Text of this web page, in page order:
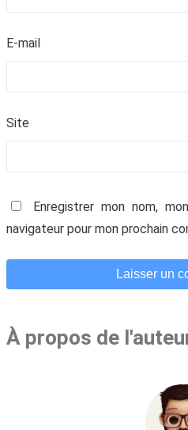
E-
Site
Enregistrer mon nom,
navigateur pour mon prochain
À propos de